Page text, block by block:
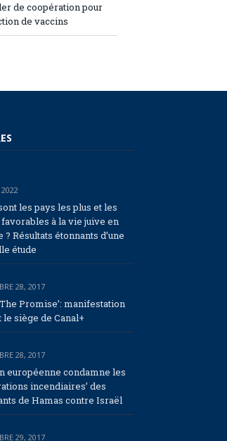
de coopération pour
de vaccins
2022
les pays les plus et les
à la vie juive en
? Résultats étonnants d’une
étude
28, 2017
Promise’: manifestation
le siège de Canal+
28, 2017
européenne condamne les
incendiaires’ des
de Hamas contre Israël
29, 2017